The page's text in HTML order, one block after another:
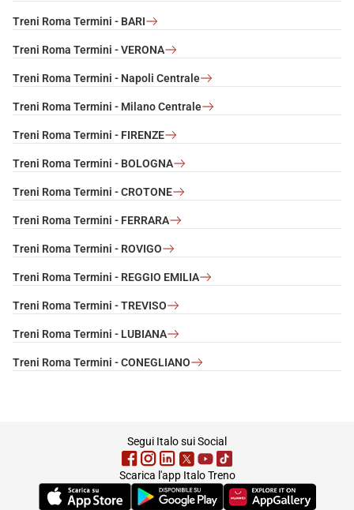
Treni Roma Termini - BARI
Treni Roma Termini - VERONA
Treni Roma Termini - Napoli Centrale
Treni Roma Termini - Milano Centrale
Treni Roma Termini - FIRENZE
Treni Roma Termini - BOLOGNA
Treni Roma Termini - CROTONE
Treni Roma Termini - FERRARA
Treni Roma Termini - ROVIGO
Treni Roma Termini - REGGIO EMILIA
Treni Roma Termini - TREVISO
Treni Roma Termini - LUBIANA
Treni Roma Termini - CONEGLIANO
Segui Italo sui Social
Scarica l'app Italo Treno
(Si apre in una nuova scheda)(Si apre in una nuova scheda)
(Si apre in una nuova